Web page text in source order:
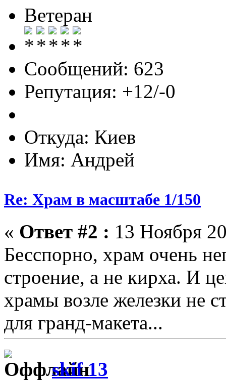
Ветеран
Сообщений: 623
Репутация: +12/-0
Откуда: Киев
Имя: Андрей
Re: Храм в масштабе 1/150
« Ответ #2 : 13 Ноября
Бесспорно, храм очень
строение, а не кирха. И
храмы возле железки не
для гранд-макета...
skif 13